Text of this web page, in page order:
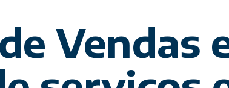
Planejamento
Logístico
PlanejamentoVendas